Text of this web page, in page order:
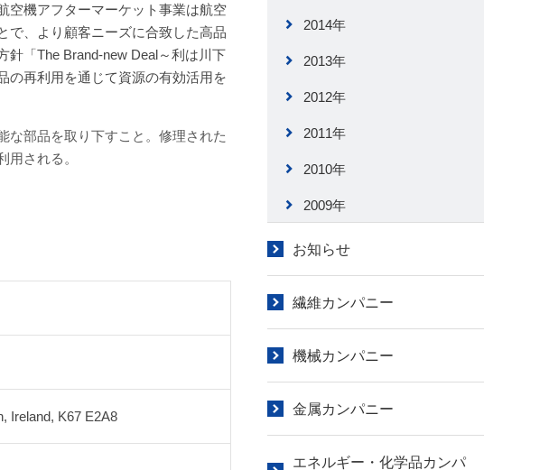
空機アフターマーケット事業は航空
で、より顧客ニーズに合致した高品
「The Brand-new Deal～利は川下
の再利用を通じて資源の有効活用を
な部品を取り下すこと。修理された
される。
Ireland, K67 E2A8
2014年
2013年
2012年
2011年
2010年
2009年
お知らせ
繊維カンパニー
機械カンパニー
金属カンパニー
エネルギー・化学品カンパ